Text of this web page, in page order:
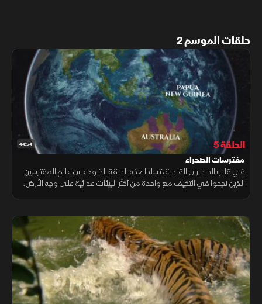
حلقات الموسم 2
44:54 الحلقة 5
مفترسات الصحراء
في قلب الصحارى القاحلة، تسلط هذه الحلقة الضوء على عالم المفترسين
الذين نجحوا في التكيف مع واحدة من أكثر البيئات عدائية على وجه الأرض.